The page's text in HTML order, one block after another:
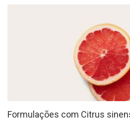
Formulações com Citrus